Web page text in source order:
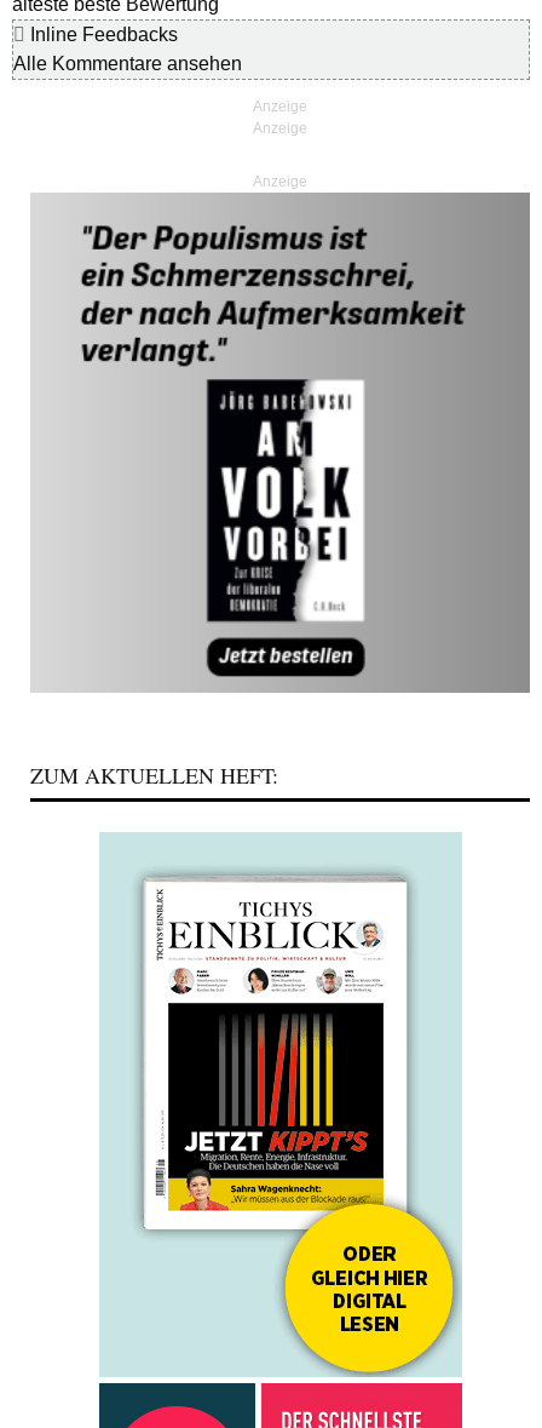
älteste beste Bewertung
Inline Feedbacks
Alle Kommentare ansehen
Anzeige
ZUM AKTUELLEN HEFT: